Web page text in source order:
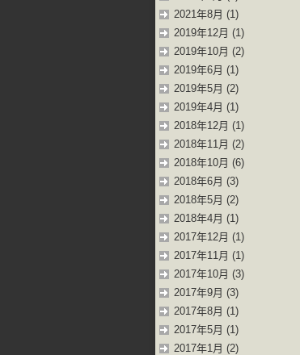
2021年8月 (1)
2019年12月 (1)
2019年10月 (2)
2019年6月 (1)
2019年5月 (2)
2019年4月 (1)
2018年12月 (1)
2018年11月 (2)
2018年10月 (6)
2018年6月 (3)
2018年5月 (2)
2018年4月 (1)
2017年12月 (1)
2017年11月 (1)
2017年10月 (3)
2017年9月 (3)
2017年8月 (1)
2017年5月 (1)
2017年1月 (2)